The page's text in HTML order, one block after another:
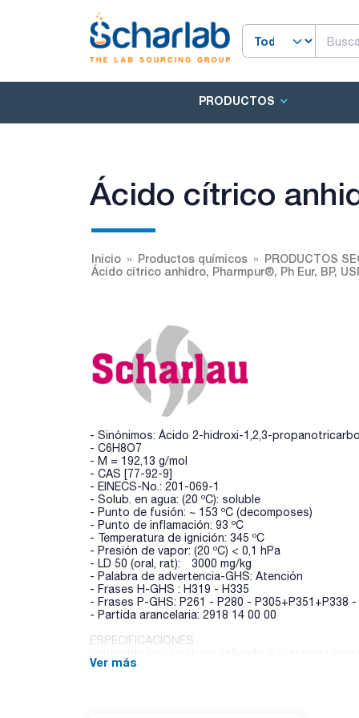
PRODUCTOS
Ácido cítrico
Inicio Productos químicos
PRODUCTOS
Ácido cítrico anhidro, Pharmpur®, Ph Eur, BP,
- Sinónimos: Ácido 2-hidroxi-1,2,3-
- C6H8O7
- M = 192,13 g/mol
- CAS [77-92-9]
- EINECS-No.: 201-069-1
- Solub. en agua: (20 ºC): soluble
- Punto de fusión: ~ 153 ºC (decomposes)
- Punto de inflamación: 93 ºC
- Temperatura de ignición: 345 ºC
- Presión de vapor: (20 ºC) < 0,1 hPa
- LD 50 (oral, rat): 3000 mg/kg
- Palabra de advertencia-GHS: Atención
- Frases H-GHS : H319 - H335
- Frases P-GHS: P261 - P280 - P305+P351+P338
- Partida arancelaria: 2918 14 00 00
ESPECIFICACIONES
Identificación IR: pasa test
Ver más